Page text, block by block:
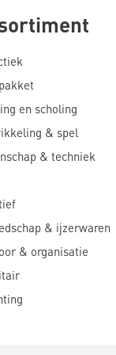
en scholing
& spel
& techniek
& ijzerwaren
& organisatie